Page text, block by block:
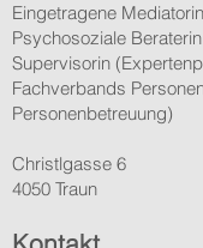
Eingetragene
Psychosoziale Beraterin
Supervisorin
Fachverbands
Personenbetreuung)
Christlgasse 6
4050 Traun